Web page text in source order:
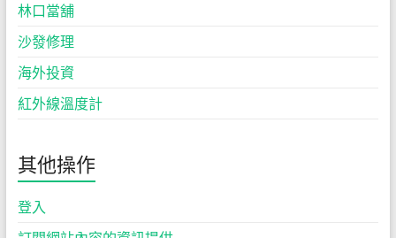
林口當舖
沙發修理
海外投資
紅外線溫度計
其他操作
登入